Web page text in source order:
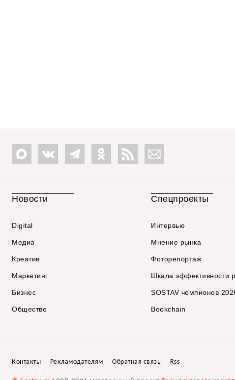
Новости
Digital
Медиа
Креатив
Маркетинг
Бизнес
Общество
Спецпроекты
Интервью
Мнение рынка
Фоторепортаж
Шкала эффективности
SOSTAV чемпионов
Bookchain
Контакты Рекламодателям Обратная связь Rss